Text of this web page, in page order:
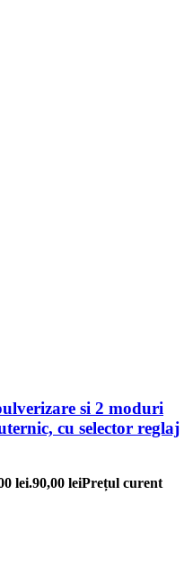
si 2 moduri
cu selector reglaj
lei.90,00 leiPrețul curent